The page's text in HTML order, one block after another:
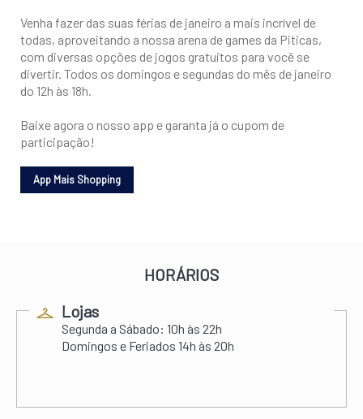
Venha fazer das suas férias de janeiro a mais incrível de
todas, aproveitando a nossa arena de games da Piticas,
com diversas opções de jogos gratuitos para você se
divertir. Todos os domingos e segundas do mês de janeiro
do 12h às 18h.
Baixe agora o nosso app e garanta já o cupom de
participação!
HORÁRIOS
Lojas
Segunda a Sábado: 10h às 22h
Domingos e Feriados 14h às 20h